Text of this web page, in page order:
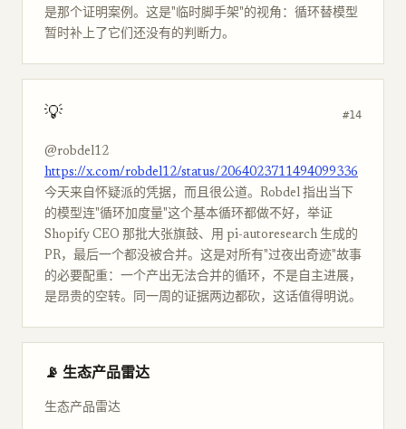
是那个证明案例。这是"临时脚手架"的视角：循环替模型
暂时补上了它们还没有的判断力。
💡 #14
@robdel12
https://x.com/robdel12/status/2064023711494099336
今天来自怀疑派的凭据，而且很公道。Robdel 指出当下
的模型连"循环加度量"这个基本循环都做不好，举证
Shopify CEO 那批大张旗鼓、用 pi-autoresearch 生成的
PR，最后一个都没被合并。这是对所有"过夜出奇迹"故事
的必要配重：一个产出无法合并的循环，不是自主进展，
是昂贵的空转。同一周的证据两边都砍，这话值得明说。
📡 生态产品雷达
生态产品雷达